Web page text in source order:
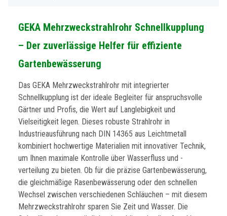
GEKA Mehrzweckstrahlrohr Schnellkupplung
– Der zuverlässige Helfer für effiziente
Gartenbewässerung
Das GEKA Mehrzweckstrahlrohr mit integrierter
Schnellkupplung ist der ideale Begleiter für anspruchsvolle
Gärtner und Profis, die Wert auf Langlebigkeit und
Vielseitigkeit legen. Dieses robuste Strahlrohr in
Industrieausführung nach DIN 14365 aus Leichtmetall
kombiniert hochwertige Materialien mit innovativer Technik,
um Ihnen maximale Kontrolle über Wasserfluss und -
verteilung zu bieten. Ob für die präzise Gartenbewässerung,
die gleichmäßige Rasenbewässerung oder den schnellen
Wechsel zwischen verschiedenen Schläuchen – mit diesem
Mehrzweckstrahlrohr sparen Sie Zeit und Wasser. Die